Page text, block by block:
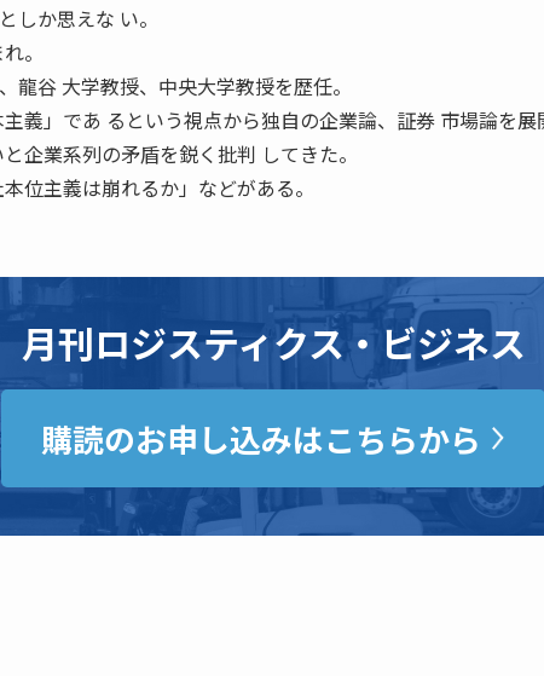
しか思えな い。
。
龍谷 大学教授、中央大学教授を歴任。
義」であ るという視点から独自の企業論、証券 市場論を展
企業系列の矛盾を鋭く批判 してきた。
位主義は崩れるか」などがある。
月刊ロジスティクス・ビジネス
購読のお申し込みはこちらから